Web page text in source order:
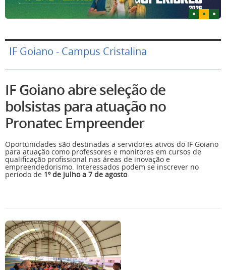
IF Goiano - Campus Cristalina
IF Goiano abre seleção de
bolsistas para atuação no
Pronatec Empreender
Oportunidades são destinadas a servidores ativos do IF Goiano
para atuação como professores e monitores em cursos de
qualificação profissional nas áreas de inovação e
empreendedorismo. Interessados podem se inscrever no
período de 1º de julho a 7 de agosto.